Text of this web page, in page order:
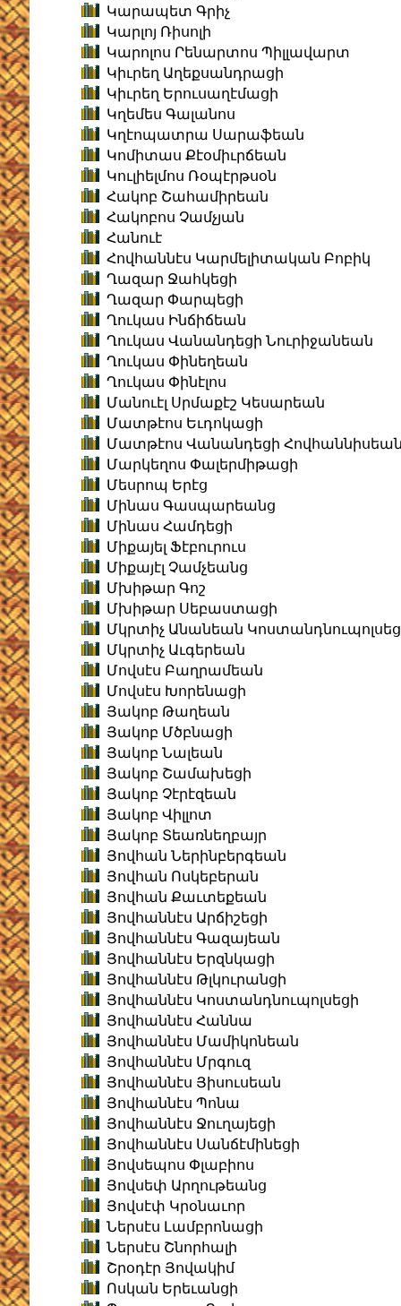
Կարապետ Գրիչ
Կարլոյ Ռիսոլի
Կարոլոս Րենարտոս Պիլլավարտ
Կիւրեղ Աղեքսանդրացի
Կիւրեղ Երուսաղէմացի
Կղեմես Գալանոս
Կղէոպատրա Սարաֆեան
Կոմիտաս Քէօմիւրճեան
Կուլիելմոս Ռօպէրթսօն
Հակոբ Շահամիրեան
Հակոբոս Չամչյան
Հանուէ
Հովհաննէս Կարմելիտական Բոբիկ
Ղազար Ջահկեցի
Ղազար Փարպեցի
Ղուկաս Ինճիճեան
Ղուկաս Վանանդեցի Նուրիջանեան
Ղուկաս Փինեղեան
Ղուկաս Փինէլոս
Մանուէլ Սրմաքէշ Կեսարեան
Մատթէոս Եւդոկացի
Մատթէոս Վանանդեցի
Մարկեղոս Փալերմիթացի
Մեսրոպ Երէց
Մինաս Գասպարեանց
Մինաս Համդեցի
Միքայել Ֆէբուրուս
Միքայէլ Չամչեանց
Մխիթար Գոշ
Մխիթար Սեբաստացի
Մկրտիչ Անանեան
Մկրտիչ Աւգերեան
Մովսէս Բաղրամեան
Մովսէս Խորենացի
Յակոբ Թաղեան
Յակոբ Մծբնացի
Յակոբ Նալեան
Յակոբ Շամախեցի
Յակոբ Չէրէզեան
Յակոբ Վիլլոտ
Յակոբ Տեառնեղբայր
Յովհան Ներինբերգեան
Յովհան Ոսկեբերան
Յովհան Քաւտեքեան
Յովհաննէս Արճիշեցի
Յովհաննէս Գազայեան
Յովհաննէս Երզնկացի
Յովհաննէս Թլկուրանցի
Յովհաննէս Կոստանդնուպոլսեցի
Յովհաննէս Հաննա
Յովհաննէս Մամիկոնեան
Յովհաննէս Մրգուզ
Յովհաննէս Յիսուսեան
Յովհաննէս Պոնա
Յովհաննէս Ջուղայեցի
Յովհաննէս Սանճէմինեցի
Յովսեպոս Փլաբիոս
Յովսեփ Արղութեանց
Յովսէփ Կրօնաւոր
Ներսէս Լամբրոնացի
Ներսէս Շնորհալի
Շրօդէր Յովակիմ
Ոսկան Երեւանցի